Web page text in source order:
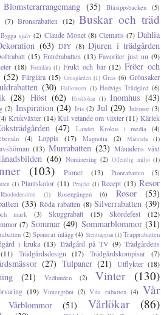
Blomsterarrangemang (35) Blåsippsbacken (5)
(7) Bronsrabatten (12) Buskar och träd
Bygga själv (2) Claude Monet (8) Clematis (7) Dahlia
(63) DIY (8) Djuren i trädgården
(15) Entrérabatten (13) Favoriter just nu (9)
(18) Formlära (1) Frukt och bär (12) Fröer och
(52) Färglära (15) Grusgården (1) Gräs (6) Grönsaker
(30) Halloween (1) Hedvigs Trädgård (6)
(28) Höst (62) Höstlökar (1) Inomhus (43)
(2) Inspiration (24) Iris (2) Jul (29) Julrosor (3)
Krukväxter (14) Kul vetande om växter (11) Kärlek
(47) Landet Krokus i media
(4)
(4) Loppis (17) Magnolia (2) Mandala (1)
(13) Murrabatten (23) Månadens växt
(46) Nominering (2) Offentlig miljö (1)
(103) Pioner (13) Pionrabatten (5)
(1) Plantskolor (11) Projekt (1) Recept (13) Resor
Rhododendron (1) Rosengången (6) Rosor
(53)
(33) Röda rabatten (8) Silverrabatten (39)
mark (3) Skuggrabatt (15) Skördefest
(12)
(7) Sommar (49) Sommarblommor (31)
(2) Sponsrat inlägg (4) Stentrappan(1) Trapprabatten
i kruka (13) Trädgård på TV (9) Trädgårdens
(11) Trädgårdsdesign (17) Trädgårdskompisar (7)
(27) Tulpaner (21) Utflykter (18)
(21) Vedlunden (2) Vinter (130)
(19) Vintergrönt (2) Vita rabatten (4) Vår
Vårblommor (51) Vårlökar (86)